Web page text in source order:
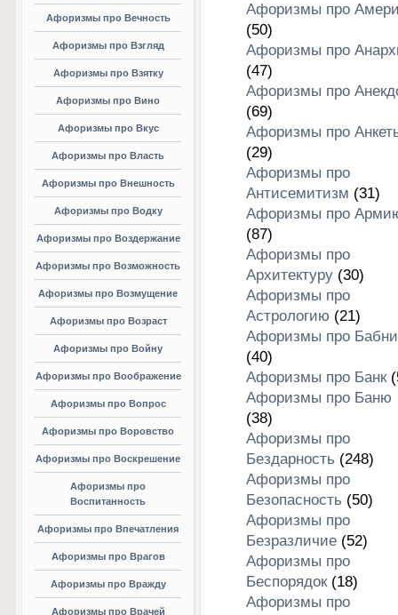
Афоризмы про Вечность
Афоризмы про Взгляд
Афоризмы про Взятку
Афоризмы про Вино
Афоризмы про Вкус
Афоризмы про Власть
Афоризмы про Внешность
Афоризмы про Водку
Афоризмы про Воздержание
Афоризмы про Возможность
Афоризмы про Возмущение
Афоризмы про Возраст
Афоризмы про Войну
Афоризмы про Воображение
Афоризмы про Вопрос
Афоризмы про Воровство
Афоризмы про Воскрешение
Афоризмы про
Воспитанность
Афоризмы про Впечатления
Афоризмы про Врагов
Афоризмы про Вражду
Афоризмы про Врачей
Афоризмы про
(50)
Афоризмы про
(47)
Афоризмы про
(69)
Афоризмы про
(29)
Афоризмы про
Антисемитизм (31)
Афоризмы про
(87)
Афоризмы про
Архитектуру(30)
Афоризмы про
Астрологию (21)
Афоризмы про
(40)
Афоризмы про Банк
Афоризмы про Баню
(38)
Афоризмы про
Бездарность (248)
Афоризмы про
Безопасность (50)
Афоризмы про
Безразличие(52)
Афоризмы про
Беспорядок(18)
Афоризмы про